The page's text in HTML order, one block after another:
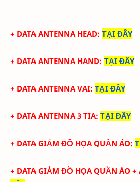
+ DATA ANTENNA HEAD: TẠI ĐÂY
+ DATA ANTENNA HAND: TẠI ĐÂY
+ DATA ANTENNA VAI: TẠI ĐÂY
+ DATA ANTENNA 3 TIA: TẠI ĐÂY
+ DATA GIẢM ĐỒ HỌA QUẦN ÁO:
+ DATA GIẢM ĐỒ HỌA QUẦN ÁO +